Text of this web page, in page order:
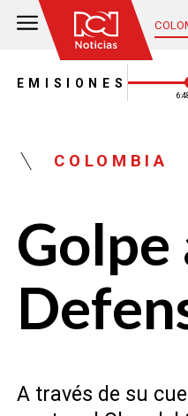
EMISIONES
COLOMBIA
A través de su